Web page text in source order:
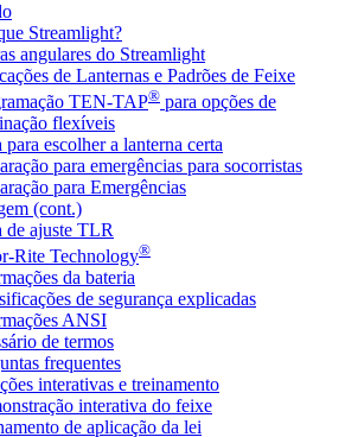
Streamlight?
angulares do Streamlight
de Lanternas e Padrões de Feixe
TEN-TAP® para opções de
flexíveis
para escolher a lanterna certa
para emergências para socorristas
para Emergências
(cont.)
de ajuste TLR
Rite Technology®
da bateria
de segurança explicadas
ANSI
de termos
frequentes
interativas e treinamento
interativa do feixe
de aplicação da lei